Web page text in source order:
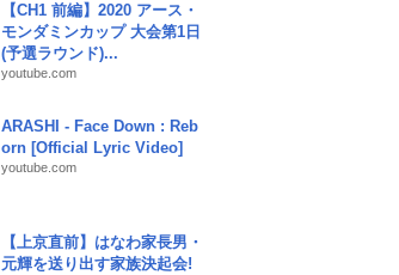
【CH1 前編】2020 アース・
モンダミンカップ 大会第1日
(予選ラウンド)...
youtube.com
ARASHI - Face Down : Reb
orn [Official Lyric Video]
youtube.com
【上京直前】はなわ家長男・
元輝を送り出す家族決起会!